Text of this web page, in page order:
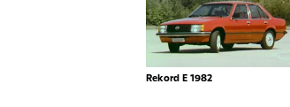
Rekord E 1982